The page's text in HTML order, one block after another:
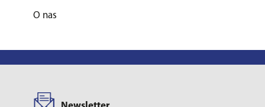
O nas